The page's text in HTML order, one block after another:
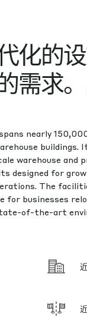
化的
需求
nearly
buildings.
warehouse and
designed for
The
for businesses
of-the-art